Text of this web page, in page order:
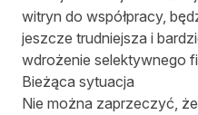
witryn do współpracy,
jeszcze trudniejsza i
wdrożenie selektywnego
Bieżąca sytuacja
Nie można zaprzeczyć,